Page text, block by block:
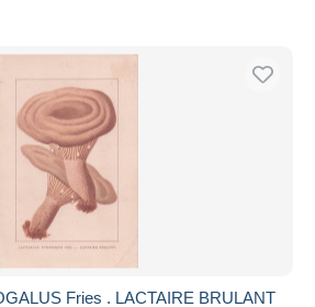
Fries . LACTAIRE BRULANT